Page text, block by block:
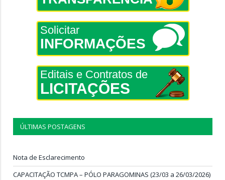
Solicitar
INFORMAÇÕES
Editais e Contratos de
LICITAÇÕES
ÚLTIMAS POSTAGENS
Nota de Esclarecimento
CAPACITAÇÃO TCMPA – PÓLO PARAGOMINAS (23/03 a 26/03/2026)